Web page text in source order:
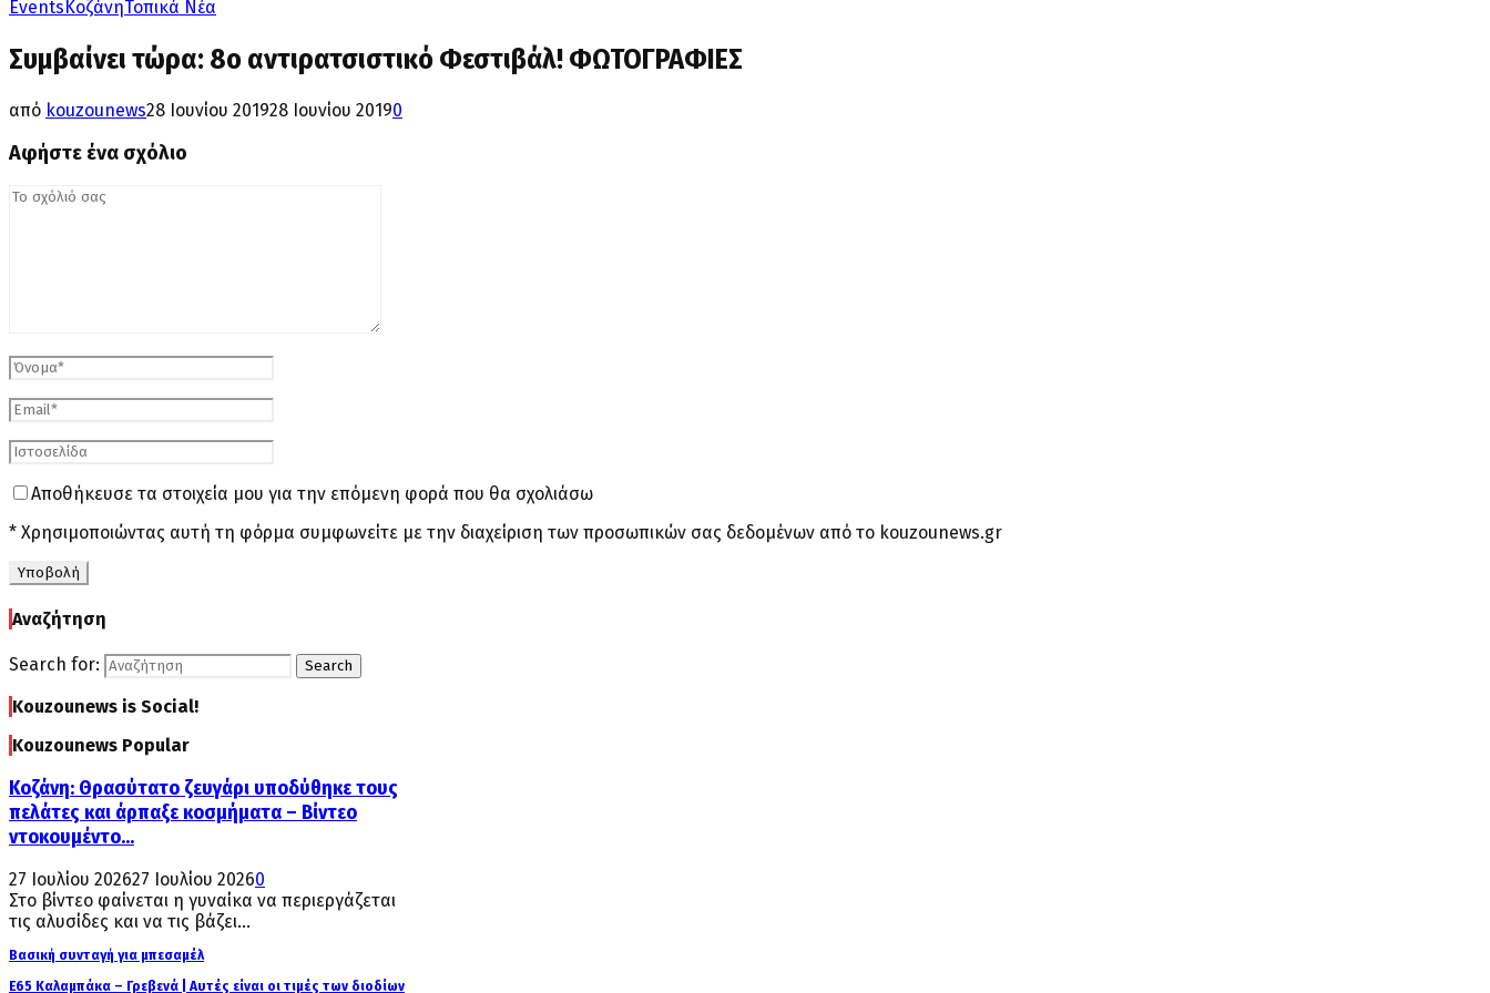
EventsΚοζάνηΤοπικά Νέα
Συμβαίνει τώρα: 8ο αντιρατσιστικό Φεστιβάλ! ΦΩΤΟΓΡΑΦΙΕΣ
από kouzounews28 Ιουνίου 201928 Ιουνίου 20190
Αφήστε ένα σχόλιο
Αποθήκευσε τα στοιχεία μου για την επόμενη φορά που θα σχολιάσω
* Χρησιμοποιώντας αυτή τη φόρμα συμφωνείτε με την διαχείριση των προσωπικών σας δεδομένων από το kouzounews.gr
Αναζήτηση
Search for: Search
Kouzounews is Social!
Kouzounews Popular
Κοζάνη: Θρασύτατο ζευγάρι υποδύθηκε τους
πελάτες και άρπαξε κοσμήματα – Βίντεο
ντοκουμέντο...
27 Ιουλίου 202627 Ιουλίου 20260
Στο βίντεο φαίνεται η γυναίκα να περιεργάζεται
τις αλυσίδες και να τις βάζει...
Βασική συνταγή για μπεσαμέλ
Ε65 Καλαμπάκα – Γρεβενά | Αυτές είναι οι τιμές των διοδίων